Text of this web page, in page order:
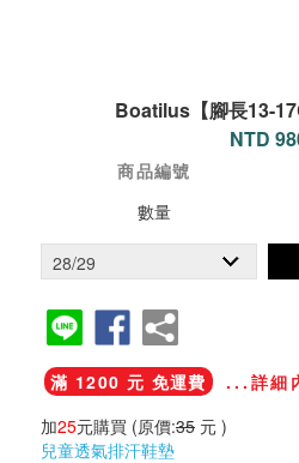
Boatilus【腳長13-
NTD
商品編號
數量
滿 1200 元 免運費
...詳細
加25元購買 (原價:35 元 )
兒童透氣排汗鞋墊